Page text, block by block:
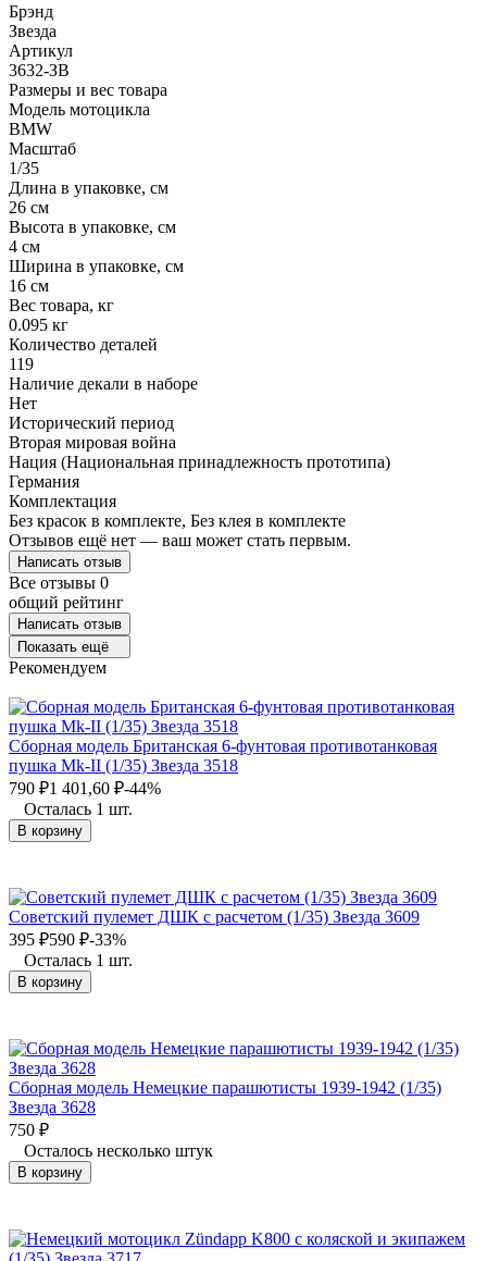
Брэнд
Звезда
Артикул
3632-ЗВ
Размеры и вес товара
Модель мотоцикла
BMW
Масштаб
1/35
Длина в упаковке, см
26 см
Высота в упаковке, см
4 см
Ширина в упаковке, см
16 см
Вес товара, кг
0.095 кг
Количество деталей
119
Наличие декали в наборе
Нет
Исторический период
Вторая мировая война
Нация (Национальная принадлежность прототипа)
Германия
Комплектация
Без красок в комплекте, Без клея в комплекте
Отзывов ещё нет — ваш может стать первым.
Написать отзыв
Все отзывы 0
общий рейтинг
Написать отзыв
Показать ещё
Рекомендуем
Сборная модель Британская 6-фунтовая противотанковая
пушка Mk-II (1/35) Звезда 3518
790 ₽1 401,60 ₽-44%
Осталась 1 шт.
В корзину
Советский пулемет ДШК с расчетом (1/35) Звезда 3609
395 ₽590 ₽-33%
Осталась 1 шт.
В корзину
Сборная модель Немецкие парашютисты 1939-1942 (1/35)
Звезда 3628
750 ₽
Осталось несколько штук
В корзину